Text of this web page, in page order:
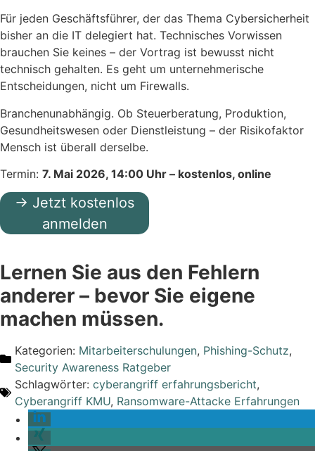
Für jeden Geschäftsführer, der das Thema Cybersicherheit
bisher an die IT delegiert hat. Technisches Vorwissen
brauchen Sie keines – der Vortrag ist bewusst nicht
technisch gehalten. Es geht um unternehmerische
Entscheidungen, nicht um Firewalls.
Branchenunabhängig. Ob Steuerberatung, Produktion,
Gesundheitswesen oder Dienstleistung – der Risikofaktor
Mensch ist überall derselbe.
Termin: 7. Mai 2026, 14:00 Uhr – kostenlos, online
→ Jetzt kostenlos
anmelden
Lernen Sie aus den Fehlern
anderer – bevor Sie eigene
machen müssen.
Kategorien: Mitarbeiterschulungen, Phishing-Schutz,
Security Awareness Ratgeber
Schlagwörter: cyberangriff erfahrungsbericht,
Cyberangriff KMU, Ransomware-Attacke Erfahrungen